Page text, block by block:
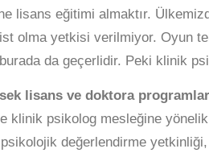
lisans eğitimi almaktır.
olma yetkisi verilmiyor. Oyun
da geçerlidir. Peki klinik
lisans ve doktora programları
klinik psikolog mesleğine
değerlendirme